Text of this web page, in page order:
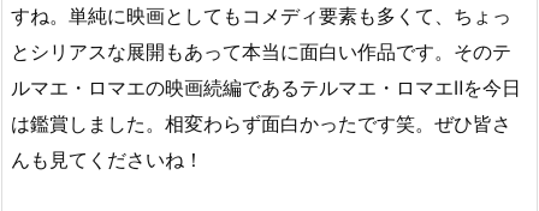
すね。単純に映画としてもコメディ要素も多くて、ちょっ
とシリアスな展開もあって本当に面白い作品です。そのテ
ルマエ・ロマエの映画続編であるテルマエ・ロマエⅡを今日
は鑑賞しました。相変わらず面白かったです笑。ぜひ皆さ
んも見てくださいね！